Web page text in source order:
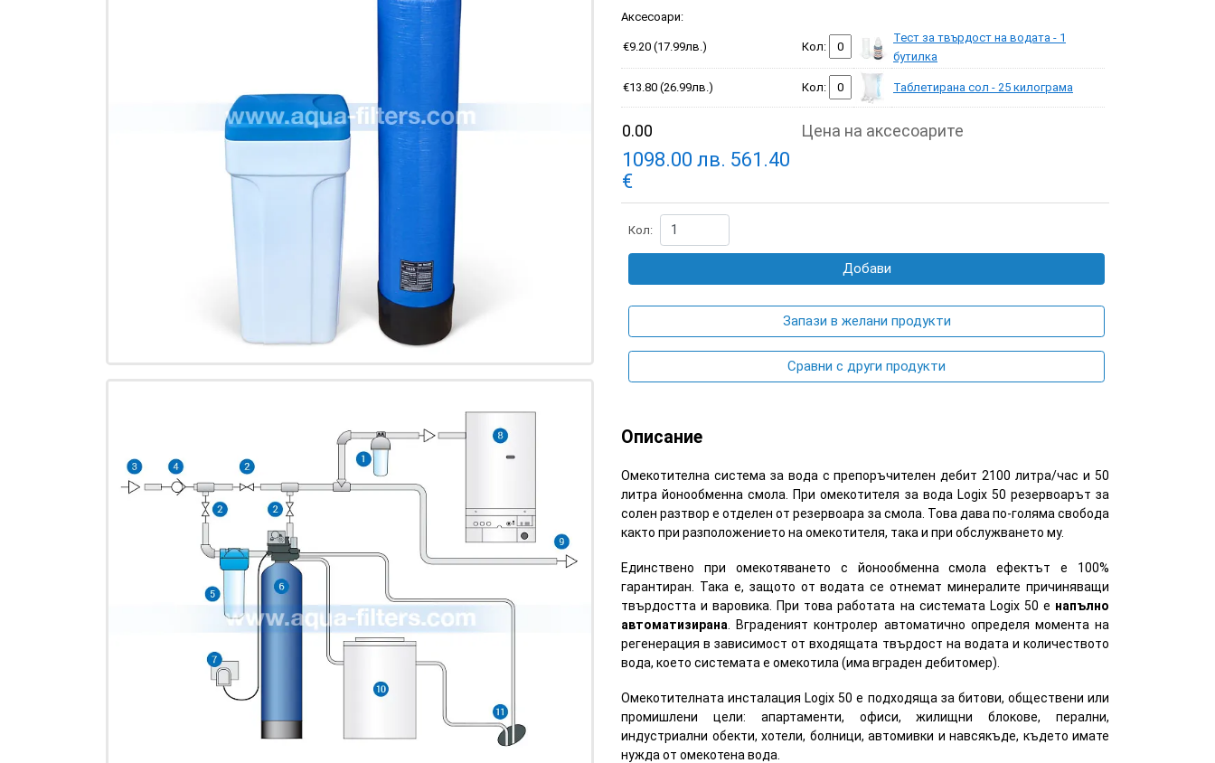
Аксесоари:
€9.20 (17.99лв.) Кол:
Тест за твърдост на водата - 1
бутилка
€13.80 (26.99лв.) Кол: Таблетирана сол - 25 килограма
0.00 Цена на аксесоарите
1098.00 лв. 561.40
€
Кол:
Добави
Запази в желани продукти
Сравни с други продукти
Описание
Омекотителна система за вода с препоръчителен дебит 2100 литра/час и 50
литра йонообменна смола. При омекотителя за вода Logix 50 резервоарът за
солен разтвор е отделен от резервоара за смола. Това дава по-голяма свобода
както при разположението на омекотителя, така и при обслужването му.
Единствено при омекотяването с йонообменнa смолa ефектът е 100%
гарантиран. Така е, защото от водата се отнемат минералите причиняващи
твърдостта и варовика. При това работата на системата Logix 50 е напълно
автоматизирана . Вграденият контролер автоматично определя момента на
регенерация в зависимост от входящата твърдост на водата и количеството
вода, което системата е омекотила (има вграден дебитомер).
Омекотителната инсталация Logix 50 е подходяща за битови, обществени или
промишлени цели: апартаменти, офиси, жилищни блокове, перални,
индустриални обекти, хотели, болници, автомивки и навсякъде, където имате
нужда от омекотена вода.